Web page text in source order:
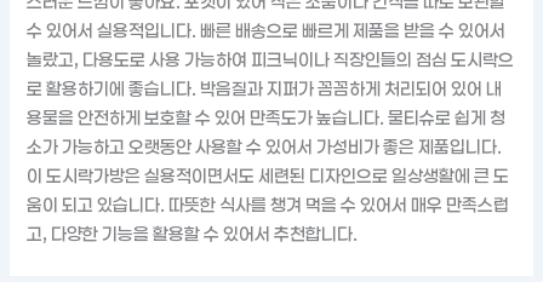
수 있어서 실용적입니다. 빠른 배송으로 빠르게 제품을 받을 수 있어서
놀랐고, 다용도로 사용 가능하여 피크닉이나 직장인들의 점심 도시락으
로 활용하기에 좋습니다. 박음질과 지퍼가 꼼꼼하게 처리되어 있어 내
용물을 안전하게 보호할 수 있어 만족도가 높습니다. 물티슈로 쉽게 청
소가 가능하고 오랫동안 사용할 수 있어서 가성비가 좋은 제품입니다.
이 도시락가방은 실용적이면서도 세련된 디자인으로 일상생활에 큰 도
움이 되고 있습니다. 따뜻한 식사를 챙겨 먹을 수 있어서 매우 만족스럽
고, 다양한 기능을 활용할 수 있어서 추천합니다.